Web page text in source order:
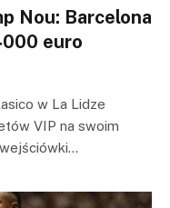
Nou: Barcelona
euro
w La Lidze
VIP na swoim